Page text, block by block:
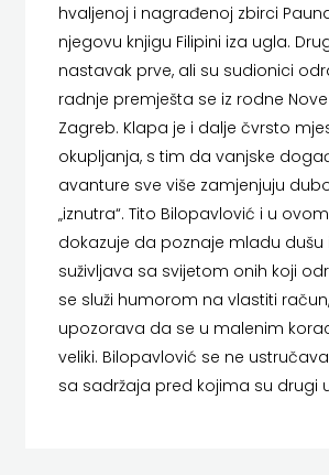
HERCEG
STJEPAN
KOSAČA
HENA
COM
Hrvatska
sveučilišna
naklada
JELENA
MATICA HRVATSKA
MLADINSKA KNJIGA
MOZAIK
MOZAIK KNJIGA
NAKLADA BENEDIKTA
NAKLADA MATE
NAKLADA NEPTUN
NAKLADA OCEANMORE
hvaljenoj i nagrađenoj zbirci
njegovu knjigu Filipini iza ugla.
nastavak prve, ali su sudionici
radnje premješta se iz rodne
Zagreb. Klapa je i dalje čvrsto
okupljanja, s tim da vanjske
avanture sve više zamjenjuju
„iznutra“. Tito Bilopavlović i u
dokazuje da poznaje mladu dušu
suživljava sa svijetom onih koji
se služi humorom na vlastiti
upozorava da se u malenim
veliki. Bilopavlović se ne
sa sadržaja pred kojima su drugi